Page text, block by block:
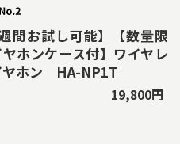
週間お試し可能】【数量限
ホンケース付】ワイヤレ
ヤホン HA-NP1T
19,800円